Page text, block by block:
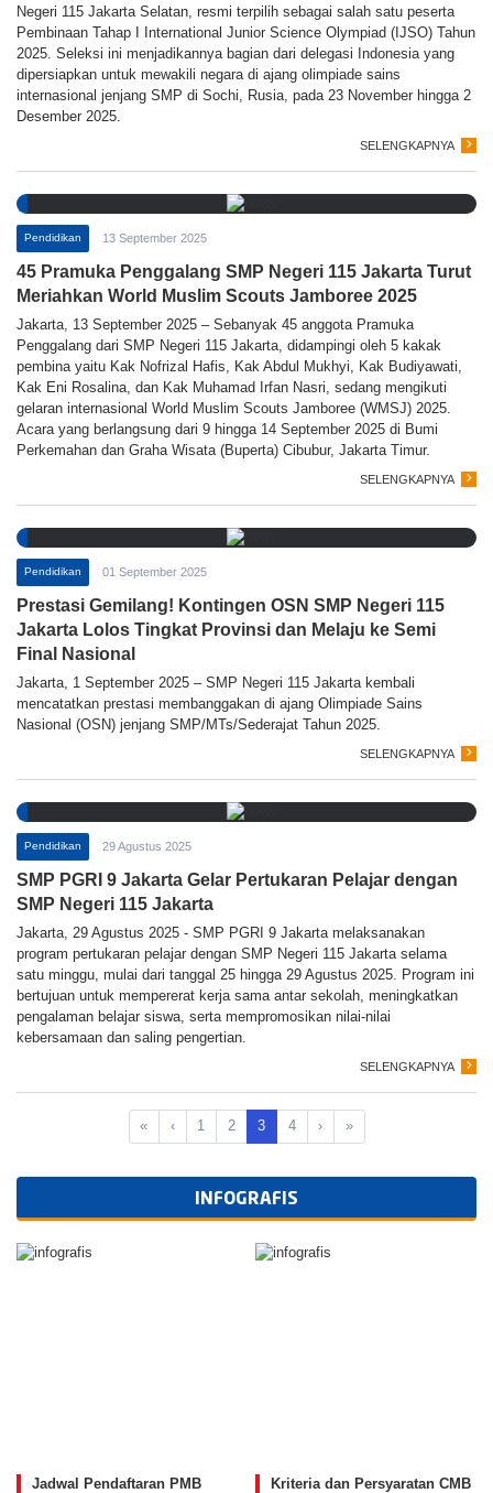
Negeri 115 Jakarta Selatan, resmi terpilih sebagai salah satu peserta
Pembinaan Tahap I International Junior Science Olympiad (IJSO) Tahun
2025. Seleksi ini menjadikannya bagian dari delegasi Indonesia yang
dipersiapkan untuk mewakili negara di ajang olimpiade sains
internasional jenjang SMP di Sochi, Rusia, pada 23 November hingga 2
Desember 2025.
SELENGKAPNYA
Pendidikan 13 September 2025
45 Pramuka Penggalang SMP Negeri 115 Jakarta Turut
Meriahkan World Muslim Scouts Jamboree 2025
Jakarta, 13 September 2025 – Sebanyak 45 anggota Pramuka
Penggalang dari SMP Negeri 115 Jakarta, didampingi oleh 5 kakak
pembina yaitu Kak Nofrizal Hafis, Kak Abdul Mukhyi, Kak Budiyawati,
Kak Eni Rosalina, dan Kak Muhamad Irfan Nasri, sedang mengikuti
gelaran internasional World Muslim Scouts Jamboree (WMSJ) 2025.
Acara yang berlangsung dari 9 hingga 14 September 2025 di Bumi
Perkemahan dan Graha Wisata (Buperta) Cibubur, Jakarta Timur.
SELENGKAPNYA
Pendidikan 01 September 2025
Prestasi Gemilang! Kontingen OSN SMP Negeri 115
Jakarta Lolos Tingkat Provinsi dan Melaju ke Semi
Final Nasional
Jakarta, 1 September 2025 – SMP Negeri 115 Jakarta kembali
mencatatkan prestasi membanggakan di ajang Olimpiade Sains
Nasional (OSN) jenjang SMP/MTs/Sederajat Tahun 2025.
SELENGKAPNYA
Pendidikan 29 Agustus 2025
SMP PGRI 9 Jakarta Gelar Pertukaran Pelajar dengan
SMP Negeri 115 Jakarta
Jakarta, 29 Agustus 2025 - SMP PGRI 9 Jakarta melaksanakan
program pertukaran pelajar dengan SMP Negeri 115 Jakarta selama
satu minggu, mulai dari tanggal 25 hingga 29 Agustus 2025. Program ini
bertujuan untuk mempererat kerja sama antar sekolah, meningkatkan
pengalaman belajar siswa, serta mempromosikan nilai-nilai
kebersamaan dan saling pengertian.
SELENGKAPNYA
« ‹ 1 2 3 4 › »
INFOGRAFIS
Jadwal Pendaftaran PMB
Kriteria dan Persyaratan CMB